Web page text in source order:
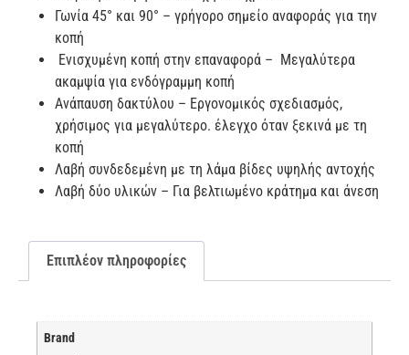
Γωνία 45° και 90° – γρήγορο σημείο αναφοράς για την
κοπή
Ενισχυμένη κοπή στην επαναφορά – Μεγαλύτερα
ακαμψία για ενδόγραμμη κοπή
Ανάπαυση δακτύλου – Εργονομικός σχεδιασμός,
χρήσιμος για μεγαλύτερο. έλεγχο όταν ξεκινά με τη
κοπή
Λαβή συνδεδεμένη με τη λάμα βίδες υψηλής αντοχής
Λαβή δύο υλικών – Για βελτιωμένο κράτημα και άνεση
Επιπλέον πληροφορίες
Brand